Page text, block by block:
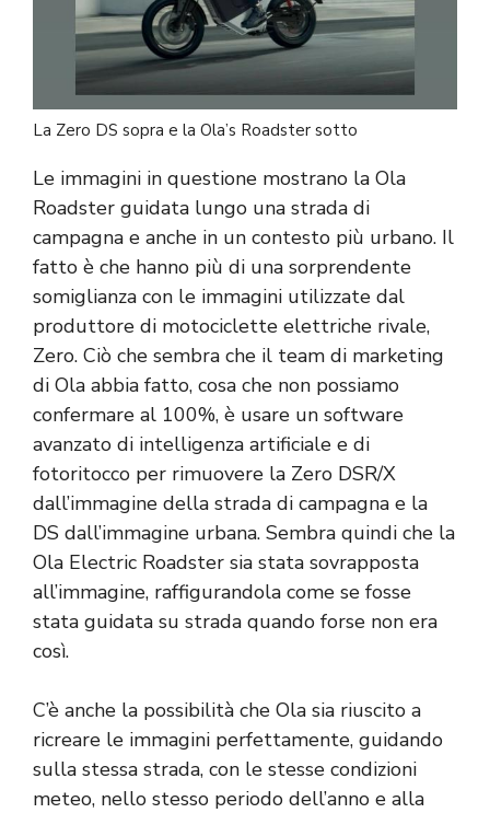
La Zero DS sopra e la Ola’s Roadster sotto
Le immagini in questione mostrano la Ola
Roadster guidata lungo una strada di
campagna e anche in un contesto più urbano. Il
fatto è che hanno più di una sorprendente
somiglianza con le immagini utilizzate dal
produttore di motociclette elettriche rivale,
Zero. Ciò che sembra che il team di marketing
di Ola abbia fatto, cosa che non possiamo
confermare al 100%, è usare un software
avanzato di intelligenza artificiale e di
fotoritocco per rimuovere la Zero DSR/X
dall’immagine della strada di campagna e la
DS dall’immagine urbana. Sembra quindi che la
Ola Electric Roadster sia stata sovrapposta
all’immagine, raffigurandola come se fosse
stata guidata su strada quando forse non era
così.
C’è anche la possibilità che Ola sia riuscito a
ricreare le immagini perfettamente, guidando
sulla stessa strada, con le stesse condizioni
meteo, nello stesso periodo dell’anno e alla